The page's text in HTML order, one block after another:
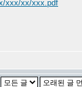
xxx/xx/xxx.pdf